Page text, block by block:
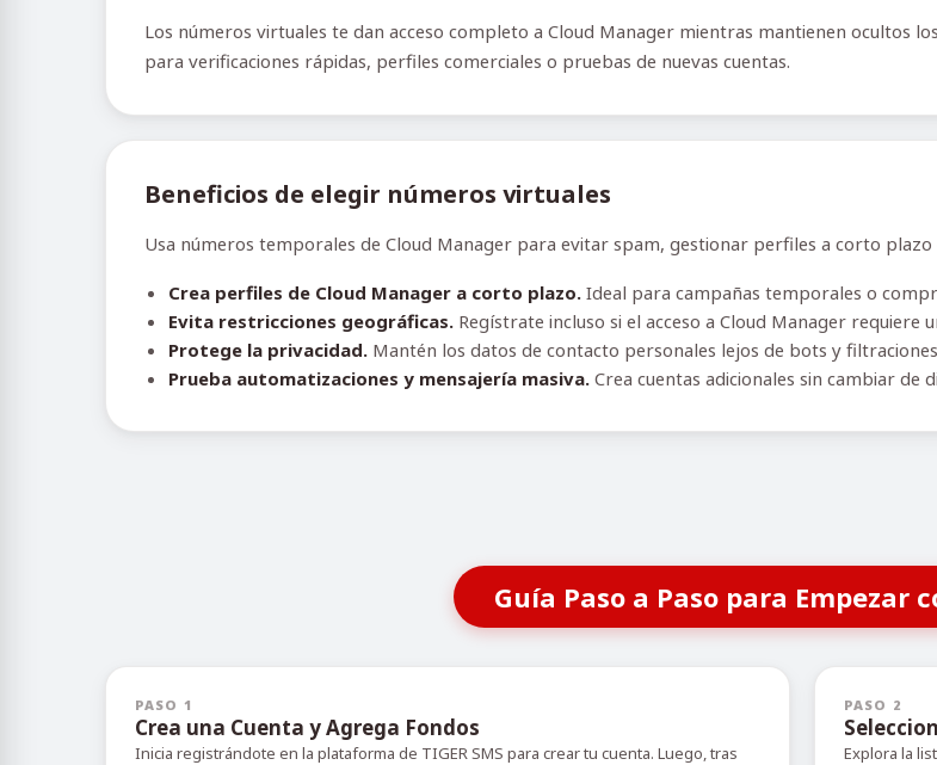
Los números virtuales te dan acceso completo a Cloud Manager mientras mantienen ocultos
para verificaciones rápidas, perfiles comerciales o pruebas de nuevas cuentas.
Beneficios de elegir números virtuales
Usa números temporales de Cloud Manager para evitar spam, gestionar perfiles a corto
Crea perfiles de Cloud Manager a corto plazo. Ideal para campañas temporales o
Evita restricciones geográficas. Regístrate incluso si el acceso a Cloud Manager requiere
Protege la privacidad. Mantén los datos de contacto personales lejos de bots y
Prueba automatizaciones y mensajería masiva. Crea cuentas adicionales sin cambiar de
Guía Paso a Paso para Empezar
PASO 1
Crea una Cuenta y Agrega Fondos
Inicia registrándote en la plataforma de TIGER SMS para crear tu cuenta. Luego, tras
PASO 2
Explora la